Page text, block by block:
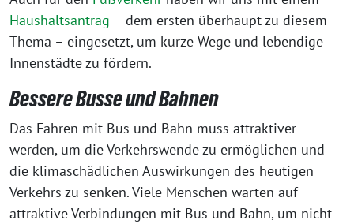
Haushaltsantrag – dem ersten überhaupt zu diesem
Thema – eingesetzt, um kurze Wege und lebendige
Innenstädte zu fördern.
Bessere Busse und Bahnen
Das Fahren mit Bus und Bahn muss attraktiver
werden, um die Verkehrswende zu ermöglichen und
die klimaschädlichen Auswirkungen des heutigen
Verkehrs zu senken. Viele Menschen warten auf
attraktive Verbindungen mit Bus und Bahn, um nicht